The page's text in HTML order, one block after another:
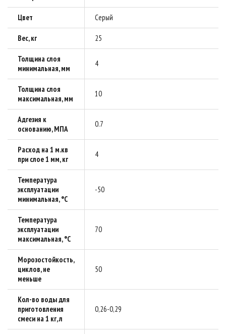
Цвет Серый
Вес, кг 25
Толщина слоя
минимальная, мм
4
Толщина слоя
максимальная, мм
10
Адгезия к
основанию, МПА
0.7
Расход на 1 м.кв
при слое 1 мм, кг
4
Температура
эксплуатации
минимальная, °C
-50
Температура
эксплуатации
максимальная, °C
70
Морозостойкость,
циклов, не
меньше
50
Кол-во воды для
приготовления
смеси на 1 кг, л
0,26-0,29